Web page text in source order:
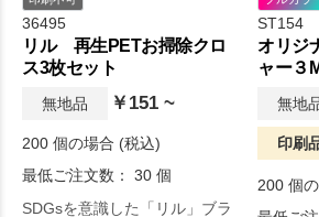
36495
リル 再生PETお掃除クロ
ス3枚セット
無地品 ￥151 ~
200 個の場合 (税込)
最低ご注文数： 30 個
SDGsを意識した「リル」ブラ
ST154
オリジ
ャー３
無地
印刷
200 個